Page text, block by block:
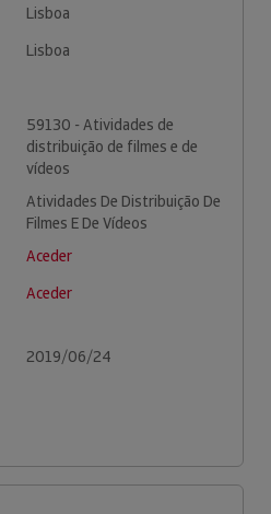
Lisboa
Lisboa
59130 - Atividades de
distribuição de filmes e de
vídeos
Atividades De Distribuição De
Filmes E De Vídeos
Aceder
Aceder
2019/06/24